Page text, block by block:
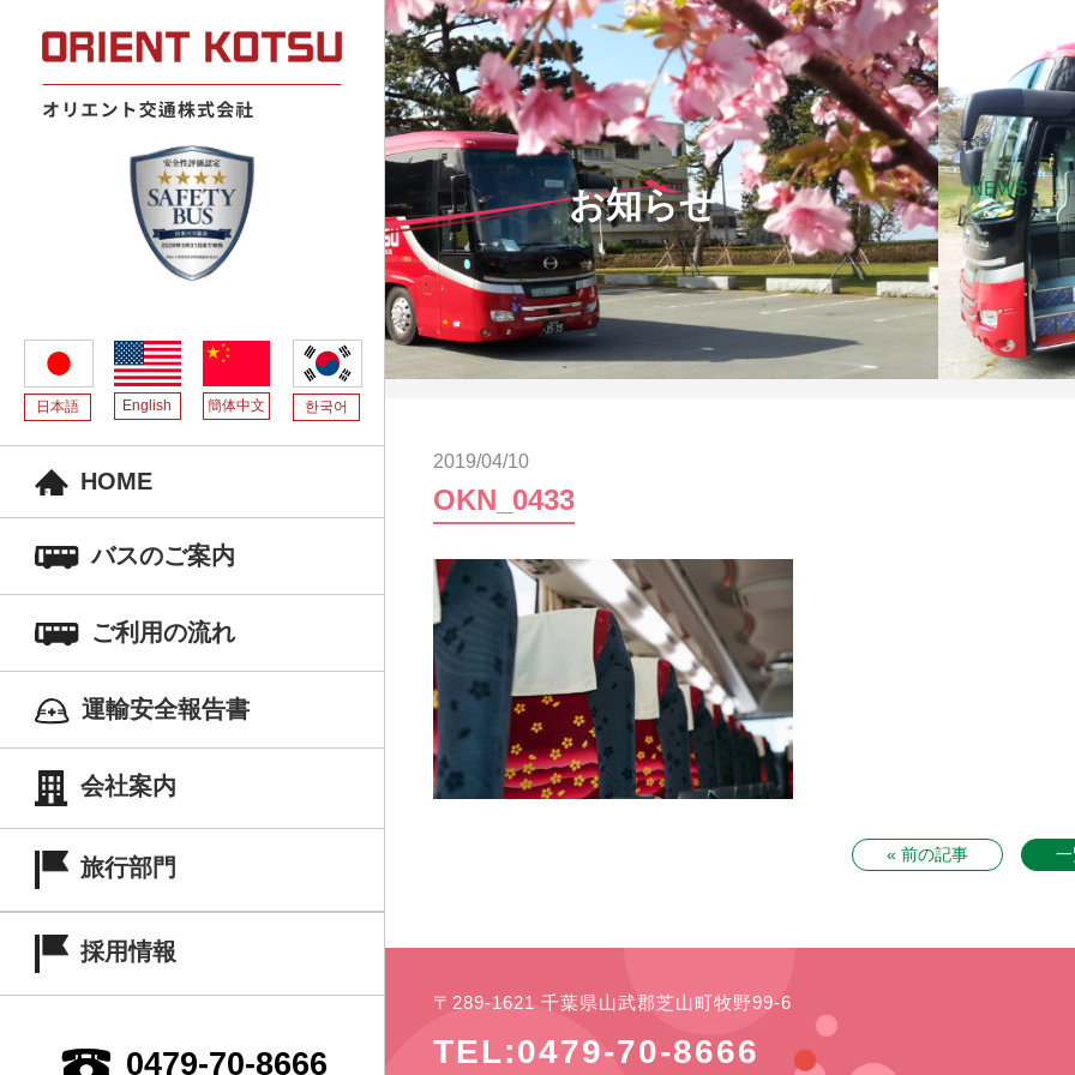
日本語 English 簡体中文 한국어
HOME
バスのご案内
ご利用の流れ
運輸安全報告書
会社案内
旅行部門
採用情報
0479-70-8666
お知らせ NEWS
2019/04/10
OKN_0433
« 前の記事
〒289-1621 千葉県山武郡芝山町牧野99-6
TEL:0479-70-8666